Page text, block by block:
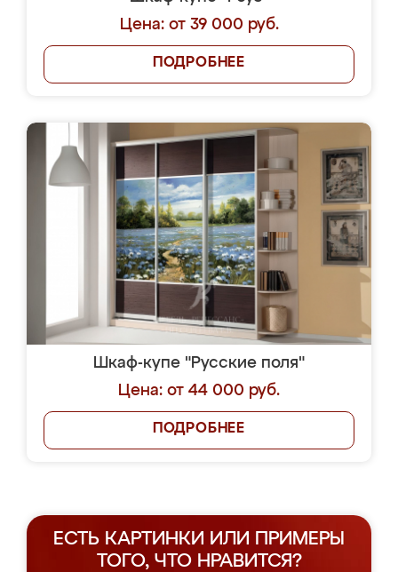
Цена: от 39 000 руб.
ПОДРОБНЕЕ
Шкаф-купе "Русские поля"
Цена: от 44 000 руб.
ПОДРОБНЕЕ
ЕСТЬ КАРТИНКИ ИЛИ ПРИМЕРЫ
ТОГО, ЧТО НРАВИТСЯ?